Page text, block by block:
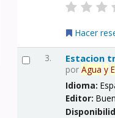
Hacer
3. Estacion
porAgua y
Idioma:
Editor: